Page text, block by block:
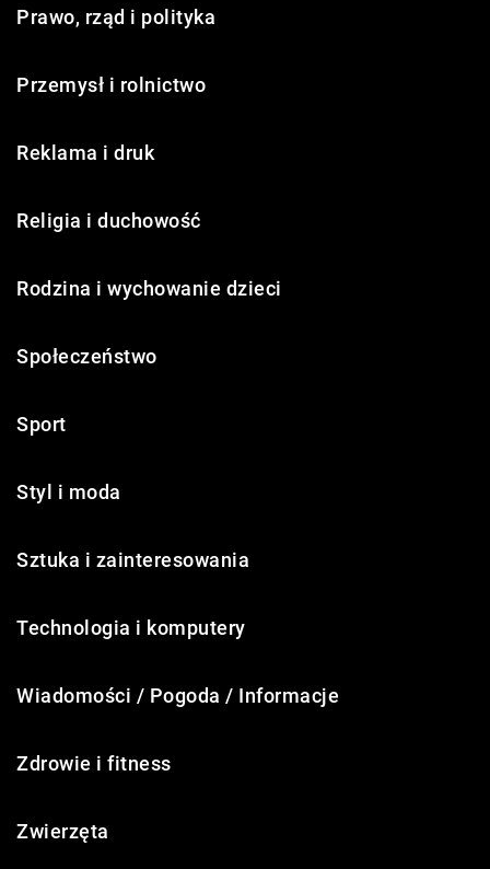
Prawo, rząd i polityka
Przemysł i rolnictwo
Reklama i druk
Religia i duchowość
Rodzina i wychowanie dzieci
Społeczeństwo
Sport
Styl i moda
Sztuka i zainteresowania
Technologia i komputery
Wiadomości / Pogoda / Informacje
Zdrowie i fitness
Zwierzęta